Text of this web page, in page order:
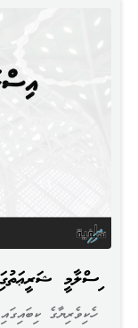
އިސްލާމީ ޝަރީޢަތުގައި
ހެކިވެރިޔާގެ